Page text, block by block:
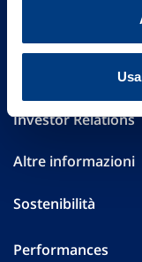
Investor Relations
Altre informazioni
Sostenibilità
Performances